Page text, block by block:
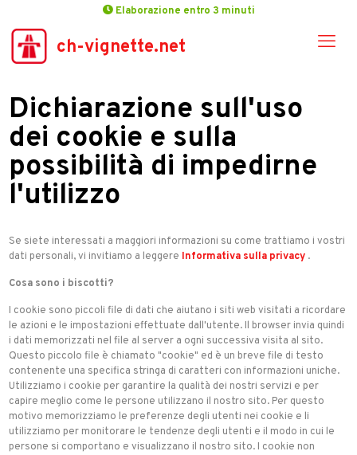
Elaborazione entro 3 minuti
ch-vignette.net
Dichiarazione sull'uso
dei cookie e sulla
possibilità di impedirne
l'utilizzo
Se siete interessati a maggiori informazioni su come trattiamo i vostri
dati personali, vi invitiamo a leggere Informativa sulla privacy .
Cosa sono i biscotti?
I cookie sono piccoli file di dati che aiutano i siti web visitati a ricordare
le azioni e le impostazioni effettuate dall'utente. Il browser invia quindi
i dati memorizzati nel file al server a ogni successiva visita al sito.
Questo piccolo file è chiamato "cookie" ed è un breve file di testo
contenente una specifica stringa di caratteri con informazioni uniche.
Utilizziamo i cookie per garantire la qualità dei nostri servizi e per
capire meglio come le persone utilizzano il nostro sito. Per questo
motivo memorizziamo le preferenze degli utenti nei cookie e li
utilizziamo per monitorare le tendenze degli utenti e il modo in cui le
persone si comportano e visualizzano il nostro sito. I cookie non